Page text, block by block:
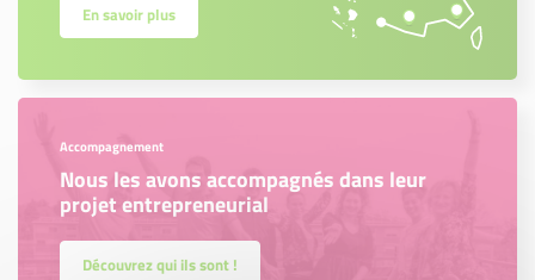
En savoir plus
Accompagnement
Nous les avons accompagnés dans leur
projet entrepreneurial
Découvrez qui ils sont !